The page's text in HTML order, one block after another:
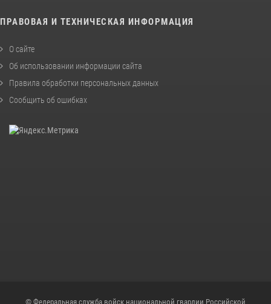
ПРАВОВАЯ И ТЕХНИЧЕСКАЯ ИНФОРМАЦИЯ
О сайте
Об использовании информации сайта
Правила обработки персональных данных
Сообщить об ошибках
© Федеральная служба войск национальной гвардии Российской